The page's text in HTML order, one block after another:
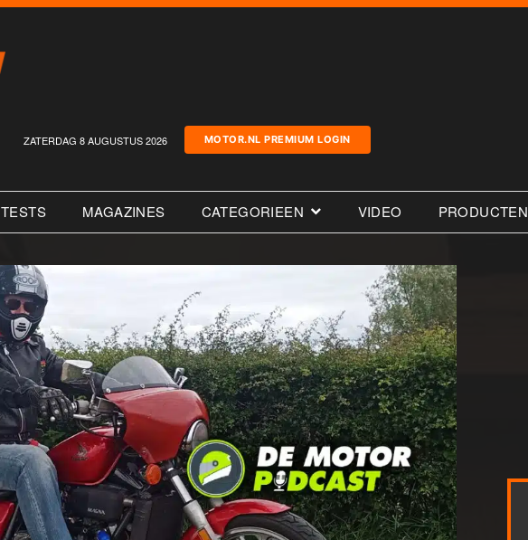
ZATERDAG 8 AUGUSTUS 2026 MOTOR.NL PREMIUM LOGIN
TESTS MAGAZINES CATEGORIEEN VIDEO PRODUCTEN